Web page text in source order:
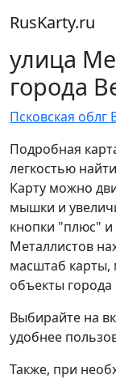
RusKarty.ru
улица
города
Псковская облг
Подробная
легкостью
Карту можно
мышки и
кнопки "плюс" и
Металлистов
масштаб карты,
объекты города
Выбирайте на
удобнее
Также, при